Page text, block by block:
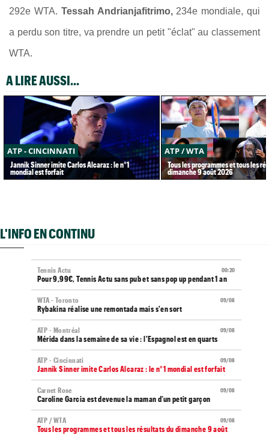
292e WTA. Tessah Andrianjafitrimo, 234e mondiale, qui
a perdu son titre, va prendre un petit "éclat" au classement
WTA.
A LIRE AUSSI...
ATP - CINCINNATI
Jannik Sinner imite Carlos Alcaraz : le n°1
mondial est forfait
ATP / WTA
Tous les programmes et tous les
dimanche 9 août 2026
L'INFO EN CONTINU
00:20
Tennis Actu
Pour 9,99€, Tennis Actu sans pub et sans pop up pendant 1 an
09/08
WTA - Toronto
Rybakina réalise une remontada mais s'en sort
09/08
ATP - Montréal
Mérida dans la semaine de sa vie : l'Espagnol est en quarts
09/08
ATP - Cincinnati
Jannik Sinner imite Carlos Alcaraz : le n°1 mondial est forfait
09/08
Carnet Rose
Caroline Garcia est devenue la maman d’un petit garçon
09/08
ATP / WTA
Tous les programmes et tous les résultats du dimanche 9 août